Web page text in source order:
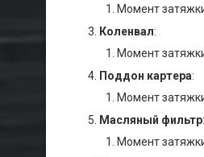
Момент
Коленвал:
Момент
Поддон картера:
Момент
Масляный фильтр:
Момент